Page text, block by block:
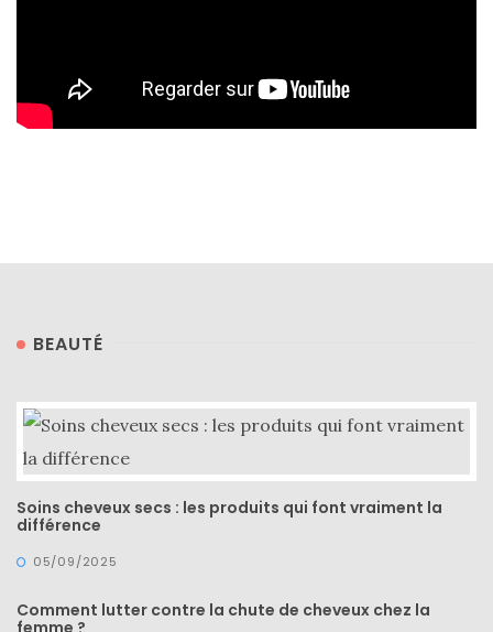
BEAUTÉ
Soins cheveux secs : les produits qui font vraiment la
différence
05/09/2025
Comment lutter contre la chute de cheveux chez la